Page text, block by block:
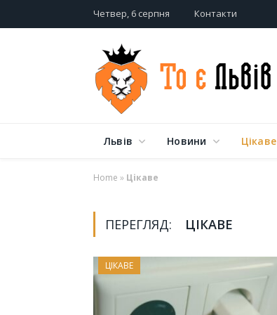
Четвер, 6 серпня Контакти
Львів Новини Цікаве
Home » Цікаве
ПЕРЕГЛЯД: ЦІКАВЕ
ЦІКАВЕ